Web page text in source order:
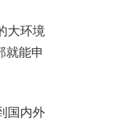
大环境
就能申
国内外